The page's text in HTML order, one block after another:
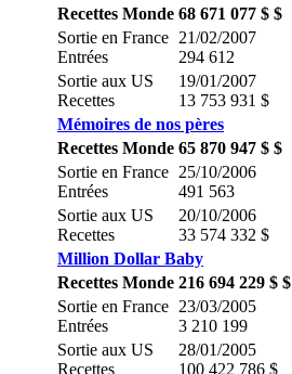
Recettes Monde 68 671 077 $ $
Sortie en France
Entrées
21/02/2007
294 612
Sortie aux US
Recettes
19/01/2007
13 753 931 $
Mémoires de nos pères
Recettes Monde 65 870 947 $ $
Sortie en France
Entrées
25/10/2006
491 563
Sortie aux US
Recettes
20/10/2006
33 574 332 $
Million Dollar Baby
Recettes Monde 216 694 229 $ $
Sortie en France
Entrées
23/03/2005
3 210 199
Sortie aux US
Recettes
28/01/2005
100 422 786 $